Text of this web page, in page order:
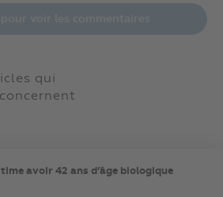
qui
concernent
avoir 42 ans d’âge biologique